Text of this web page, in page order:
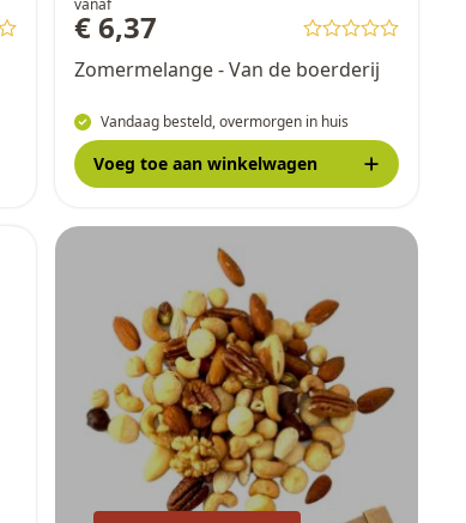
€ 6,37
Zomermelange - Van de boerderij
Vandaag besteld, overmorgen in huis
Voeg toeaan winkelwagen